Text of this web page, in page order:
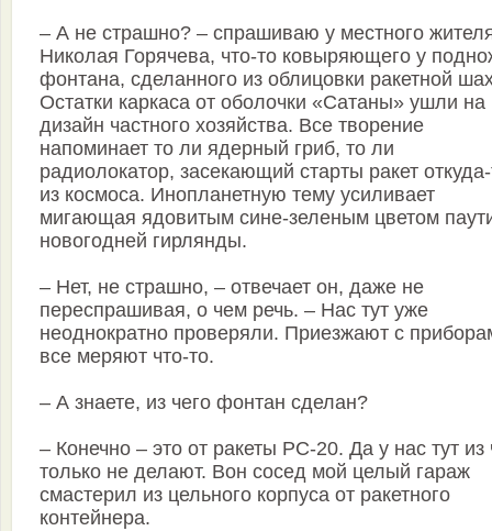
– А не страшно? – спрашиваю у местного
Николая Горячева, что-то ковыряющего у
фонтана, сделанного из облицовки ракетной
Остатки каркаса от оболочки «Сатаны» ушли на
дизайн частного хозяйства. Все творение
напоминает то ли ядерный гриб, то ли
радиолокатор, засекающий старты ракет
из космоса. Инопланетную тему усиливает
мигающая ядовитым сине-зеленым цветом
новогодней гирлянды.
– Нет, не страшно, – отвечает он, даже не
переспрашивая, о чем речь. – Нас тут уже
неоднократно проверяли. Приезжают с
все меряют что-то.
– А знаете, из чего фонтан сделан?
– Конечно – это от ракеты РС-20. Да у нас тут из
только не делают. Вон сосед мой целый гараж
смастерил из цельного корпуса от ракетного
контейнера.